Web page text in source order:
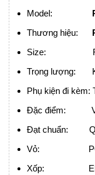
Model:
Thương hiệu:
Size:
Trọng lượng:
Phụ kiện đi kèm:
Đặc điểm: Vỏ
Đạt chuẩn:
Vỏ:
Xốp: